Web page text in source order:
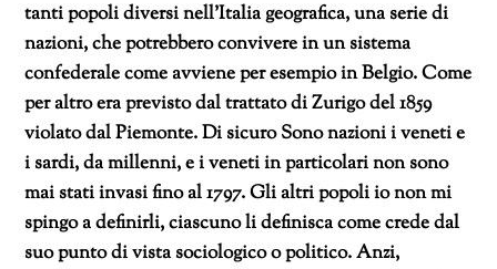
tanti popoli diversi nell’Italia geografica, una serie di
nazioni, che potrebbero convivere in un sistema
confederale come avviene per esempio in Belgio. Come
per altro era previsto dal trattato di Zurigo del 1859
violato dal Piemonte. Di sicuro Sono nazioni i veneti e
i sardi, da millenni, e i veneti in particolari non sono
mai stati invasi fino al 1797. Gli altri popoli io non mi
spingo a definirli, ciascuno li definisca come crede dal
suo punto di vista sociologico o politico. Anzi,